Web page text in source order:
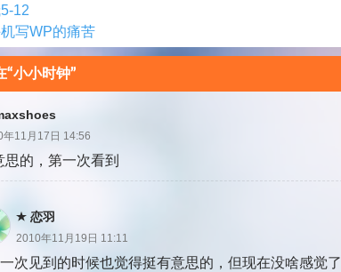
12
写WP的痛苦
“小小时钟”
年11月17日 14:56
思的，第一次看到
恋羽
2010年11月19日 11:11
次见到的时候也觉得挺有意思的，但现在没啥感觉了